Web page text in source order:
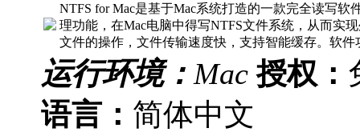
NTFS for Mac是基于Mac系统打造的一款完全读写软
理功能，在Mac电脑中得写NTFS文件系统，从而实
文件的操作，文件传输速度快，支持智能缓存。软件
运行环境： Mac 授权：
语言： 简体中文